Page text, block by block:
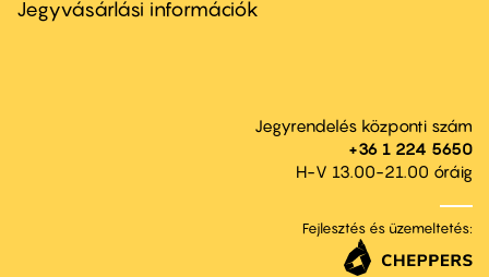
Jegyvásárlási információk
Jegyrendelés központi szám
+36 1 224 5650
H-V 13.00-21.00 óráig
Fejlesztés és üzemeltetés: